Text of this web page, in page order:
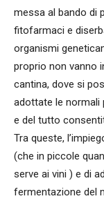
messa al bando di
fitofarmaci e
organismi
proprio non vanno
cantina, dove si
adottate le normali
e del tutto
Tra queste,
(che in piccole
serve ai vini ) e di
fermentazione del